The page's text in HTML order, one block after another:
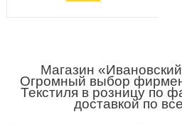
Магазин
Огромный выбор
Текстиля в розницу по
доставкой по